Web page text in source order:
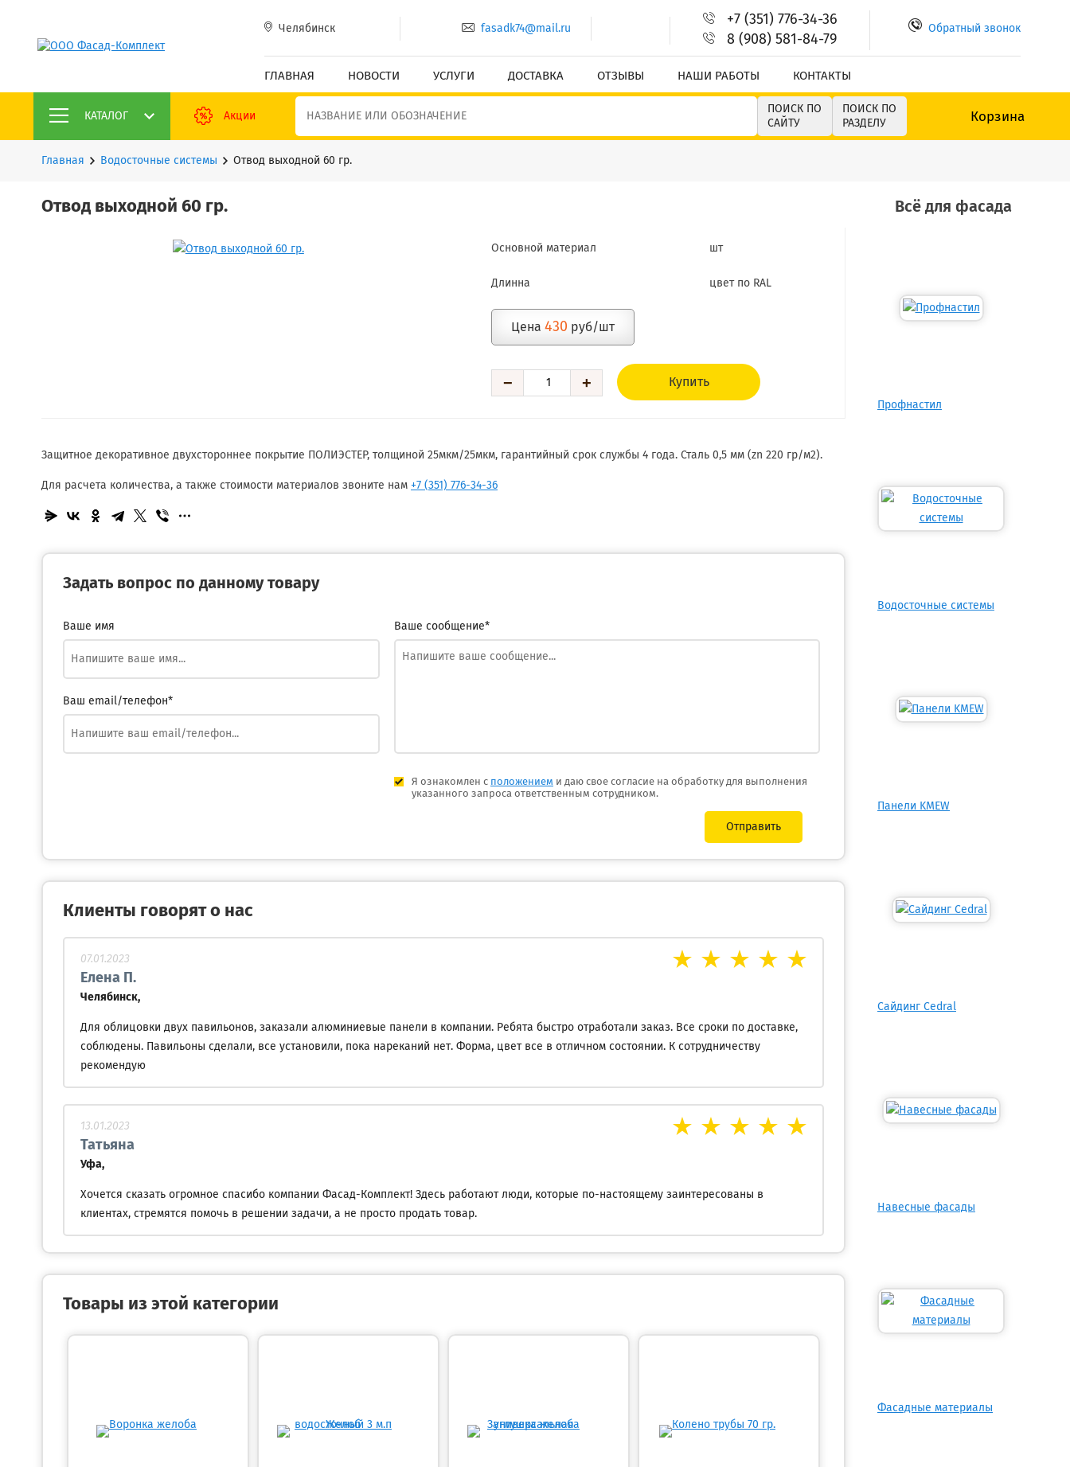
Челябинск fasadk74@mail.ru
+7 (351) 776-34-36
8 (908) 581-84-79
Обратный звонок
ГЛАВНАЯ НОВОСТИ УСЛУГИ ДОСТАВКА ОТЗЫВЫ НАШИ РАБОТЫ КОНТАКТЫ
КАТАЛОГ Акции
ПОИСК ПО
САЙТУ
ПОИСК ПО
РАЗДЕЛУ
Корзина
Главная Водосточные системы Отвод выходной 60 гр.
Отвод выходной 60 гр.
Основной материал шт
Длинна цвет по RAL
Цена430 руб/шт
− + Купить
Защитное декоративное двухстороннее покрытие ПОЛИЭСТЕР, толщиной 25мкм/25мкм, гарантийный срок службы 4 года. Сталь 0,5 мм (zn 220 гр/м2).
Для расчета количества, а также стоимости материалов звоните нам +7 (351) 776-34-36
Задать вопрос по данному товару
Ваше имя
Ваш email/телефон*
Ваше сообщение*
Я ознакомлен с положением и даю свое согласие на обработку для выполнения
указанного запроса ответственным сотрудником.
Отправить
Клиенты говорят о нас
07.01.2023
Елена П.
Челябинск,
Для облицовки двух павильонов, заказали алюминиевые панели в компании. Ребята быстро отработали заказ. Все сроки по доставке,
соблюдены. Павильоны сделали, все установили, пока нареканий нет. Форма, цвет все в отличном состоянии. К сотрудничеству
рекомендую
13.01.2023
Татьяна
Уфа,
Хочется сказать огромное спасибо компании Фасад-Комплект! Здесь работают люди, которые по-настоящему заинтересованы в
клиентах, стремятся помочь в решении задачи, а не просто продать товар.
Товары из этой категории
Всё для фасада
Профнастил
Водосточные системы
Панели KMEW
Сайдинг Cedral
Навесные фасады
Фасадные материалы